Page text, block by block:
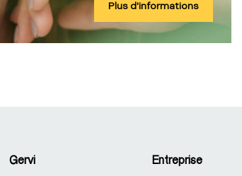
Plus d'informations
Gervi Entreprise